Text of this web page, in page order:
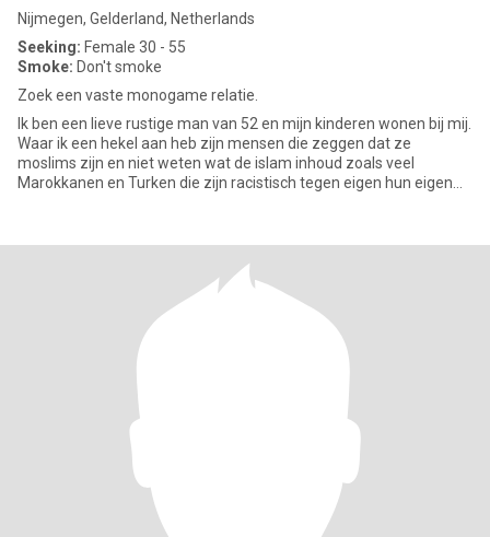
Nijmegen, Gelderland, Netherlands
Seeking: Female 30 - 55
Smoke: Don't smoke
Zoek een vaste monogame relatie.
Ik ben een lieve rustige man van 52 en mijn kinderen wonen bij mij.
Waar ik een hekel aan heb zijn mensen die zeggen dat ze
moslims zijn en niet weten wat de islam inhoud zoals veel
Marokkanen en Turken die zijn racistisch tegen eigen hun eigen